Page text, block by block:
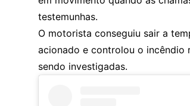
testemunhas.
O motorista conseguiu sair a
acionado e controlou o incêndio
sendo investigadas.